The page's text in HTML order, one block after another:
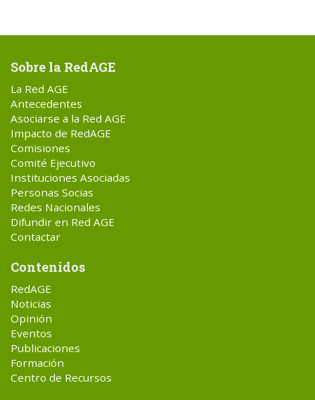
Sobre la RedAGE
La Red AGE
Antecedentes
Asociarse a la Red AGE
Impacto de RedAGE
Comisiones
Comité Ejecutivo
Instituciones Asociadas
Personas Socias
Redes Nacionales
Difundir en Red AGE
Contactar
Contenidos
RedAGE
Noticias
Opinión
Eventos
Publicaciones
Formación
Centro de Recursos